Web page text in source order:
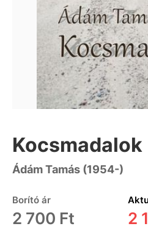
Kocsmadalok
Ádám Tamás (1954-)
Borító ár
2 700 Ft 2